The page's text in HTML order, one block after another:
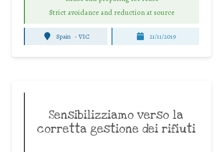
Strict avoidance and reduction at source
Spain - VIC 21/11/2019
Sensibilizziamo verso la
corretta gestione dei rifiuti